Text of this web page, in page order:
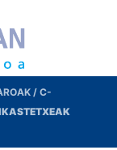
/ C-